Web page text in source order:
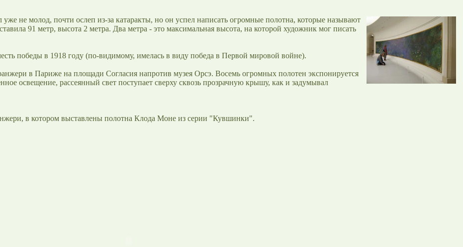
не молод, почти ослеп из-за катаракты, но он успел написать огромные полотна, которые называют
91 метр, высота 2 метра. Два метра - это максимальная высота, на которой художник мог писать
победы в 1918 году (по-видимому, имелась в виду победа в Первой мировой войне).
в Париже на площади Согласия напротив музея Орсэ. Восемь огромных полотен экспонируется
освещение, рассеянный свет поступает сверху сквозь прозрачную крышу, как и задумывал
в котором выставлены полотна Клода Моне из серии "Кувшинки".